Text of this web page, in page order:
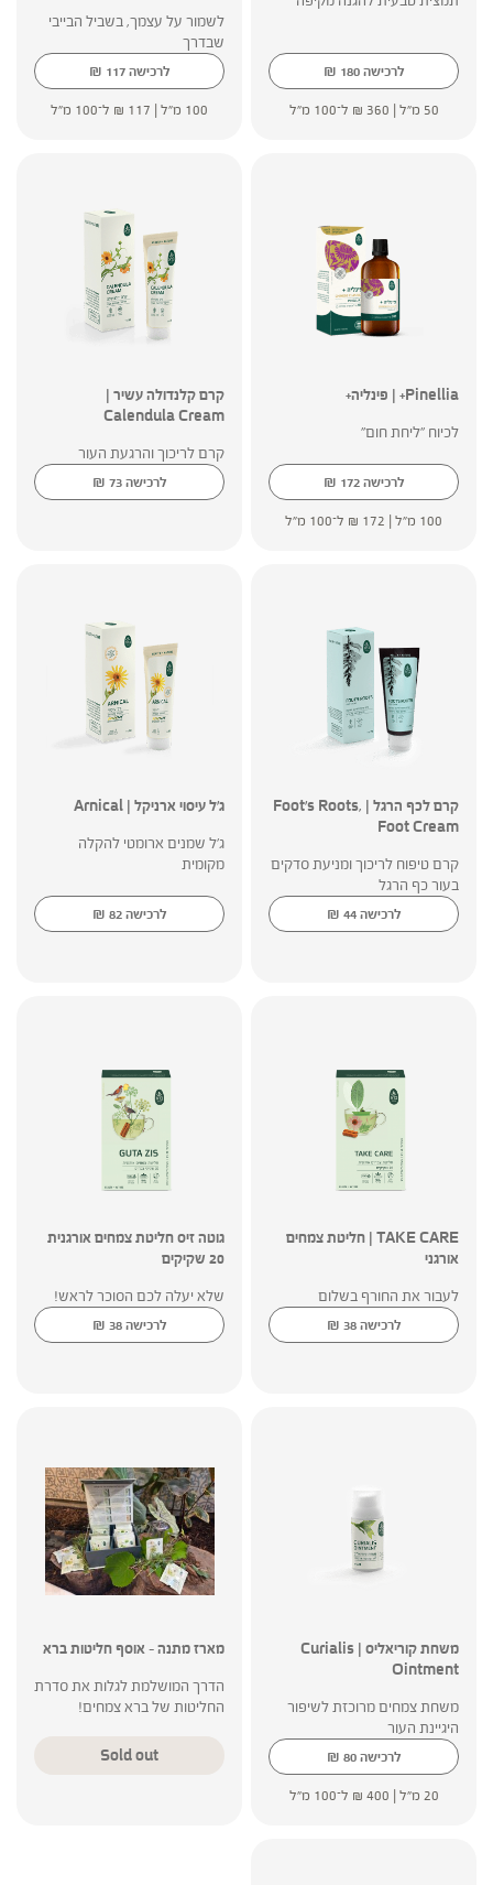
לרכישה ₪ 180
50 מ"ל | ₪ 360 ל־100 מ"ל
לשמור על עצמך, בשביל הבייבי
שבדרך
לרכישה ₪ 117
100 מ"ל | ₪ 117 ל־100 מ"ל
Pinellia+ | פינליה+
לכיוח "ליחת חום"
לרכישה ₪ 172
100 מ"ל | ₪ 172 ל־100 מ"ל
קרם קלנדולה עשיר |
Calendula Cream
קרם לריכוך והרגעת העור
לרכישה ₪ 73
קרם לכף הרגל | Foot's Roots,
Foot Cream
קרם טיפוח לריכוך ומניעת סדקים
בעור כף הרגל
לרכישה ₪ 44
ג'ל עיסוי ארניקל | Arnical
ג'ל שמנים ארומטי להקלה
מקומית
לרכישה ₪ 82
TAKE CARE | חליטת צמחים
אורגני
לעבור את החורף בשלום
לרכישה ₪ 38
גוטה זיס חליטת צמחים אורגנית
20 שקיקים
שלא יעלה לכם הסוכר לראש!
לרכישה ₪ 38
משחת קוריאליס | Curialis
Ointment
משחת צמחים מרוכזת לשיפור
היגיינת העור
לרכישה ₪ 80
20 מ"ל | ₪ 400 ל־100 מ"ל
מארז מתנה – אוסף חליטות ברא
הדרך המושלמת לגלות את סדרת
החליטות של ברא צמחים!
Sold out